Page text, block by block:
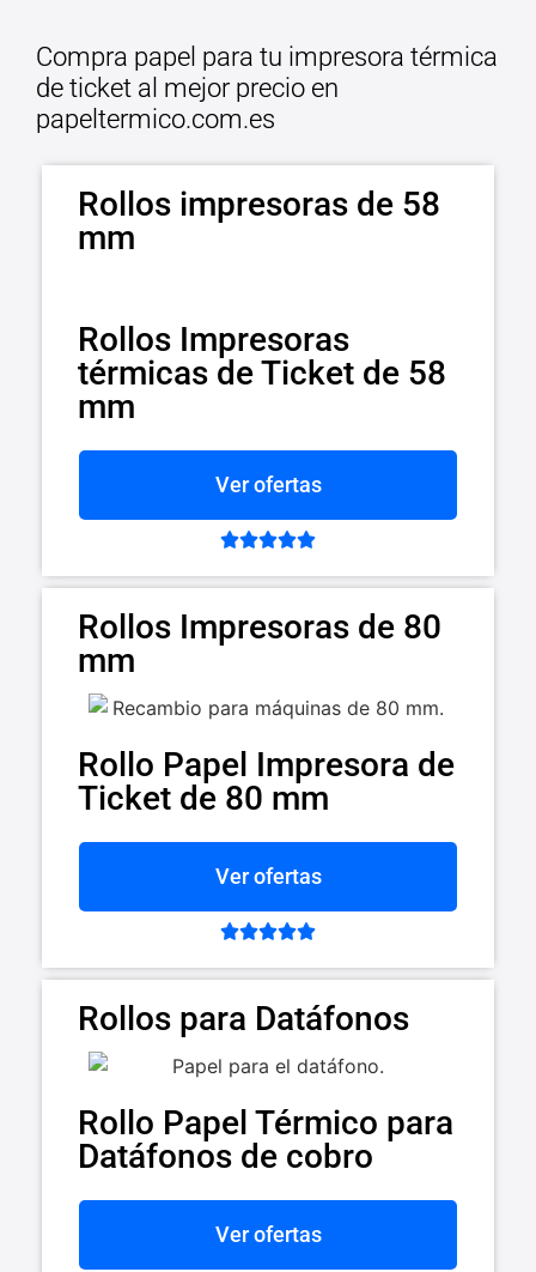
Compra papel para tu impresora térmica
de ticket al mejor precio en
papeltermico.com.es
Rollos impresoras de 58
mm
Rollos Impresoras
térmicas de Ticket de 58
mm
Ver ofertas

Rollos Impresoras de 80
mm
Rollo Papel Impresora de
Ticket de 80 mm
Ver ofertas

Rollos para Datáfonos
Rollo Papel Térmico para
Datáfonos de cobro
Ver ofertas